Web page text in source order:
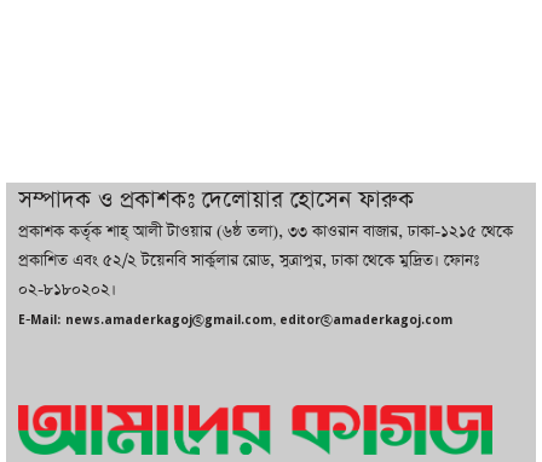
বাজারে কাঁচা মরিচে ‘আগুন’, ‘এত দাম তো
আগে দেখিনি’
সম্পাদক ও প্রকাশকঃ দেলোয়ার হোসেন ফারুক
প্রকাশক কর্তৃক শাহ্ আলী টাওয়ার (৬ষ্ঠ তলা), ৩৩ কাওরান বাজার, ঢাকা-১২১৫ থেকে
প্রকাশিত এবং ৫২/২ টয়েনবি সার্কুলার রোড, সুত্রাপুর, ঢাকা থেকে মুদ্রিত। ফোনঃ
০২-৮১৮০২০২।
E-Mail: news.amaderkagoj@gmail.com, editor@amaderkagoj.com